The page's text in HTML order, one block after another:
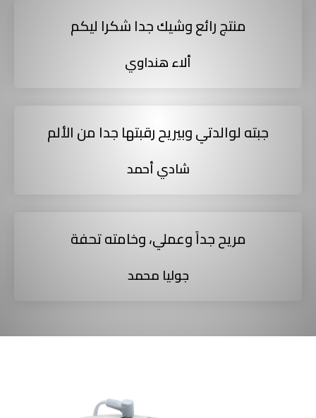
منتج رائع وشيك جدا شكرا ليكم
ألاء هنداوي
جبته لوالدتي وبيريح رقبتها جدا من الألم
شادي أحمد
مريح جداً وعملي، وخامته تحفة
جوليا محمد